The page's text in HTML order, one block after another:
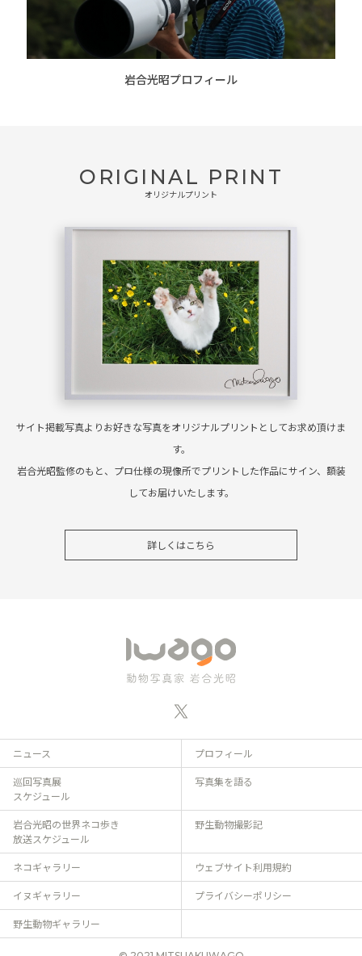
岩合光昭プロフィール
ORIGINAL PRINT
オリジナルプリント
サイト掲載写真よりお好きな写真をオリジナルプリントとしてお求め頂けま
す。
岩合光昭監修のもと、プロ仕様の現像所でプリントした作品にサイン、額装
してお届けいたします。
詳しくはこちら
ニュース プロフィール
巡回写真展
スケジュール
写真集を語る
岩合光昭の世界ネコ歩き
放送スケジュール
野生動物撮影記
ネコギャラリー ウェブサイト利用規約
イヌギャラリー プライバシーポリシー
野生動物ギャラリー